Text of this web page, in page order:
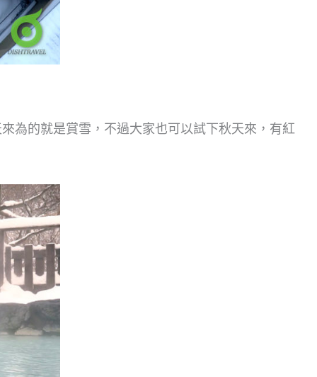
為的就是賞雪，不過大家也可以試下秋天來，有紅